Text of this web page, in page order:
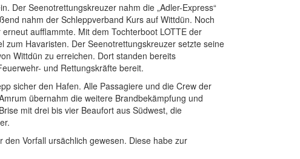
Der Seenotrettungskreuzer nahm die „Adler-Express“
nahm der Schleppverband Kurs auf Wittdün. Noch
aufflammte. Mit dem Tochterboot LOTTE der
zum Havaristen. Der Seenotrettungskreuzer setzte seine
Wittdün zu erreichen. Dort standen bereits
und Rettungskräfte bereit.
sicher den Hafen. Alle Passagiere und die Crew der
übernahm die weitere Brandbekämpfung und
mit drei bis vier Beaufort aus Südwest, die
Vorfall ursächlich gewesen. Diese habe zur